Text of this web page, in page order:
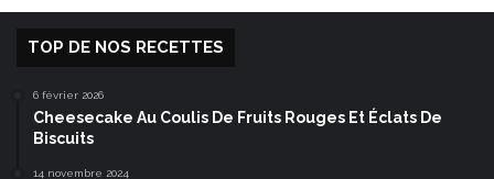
TOP DE NOS RECETTES
6 février 2026
Cheesecake Au Coulis De Fruits Rouges Et Éclats De
Biscuits
14 novembre 2024